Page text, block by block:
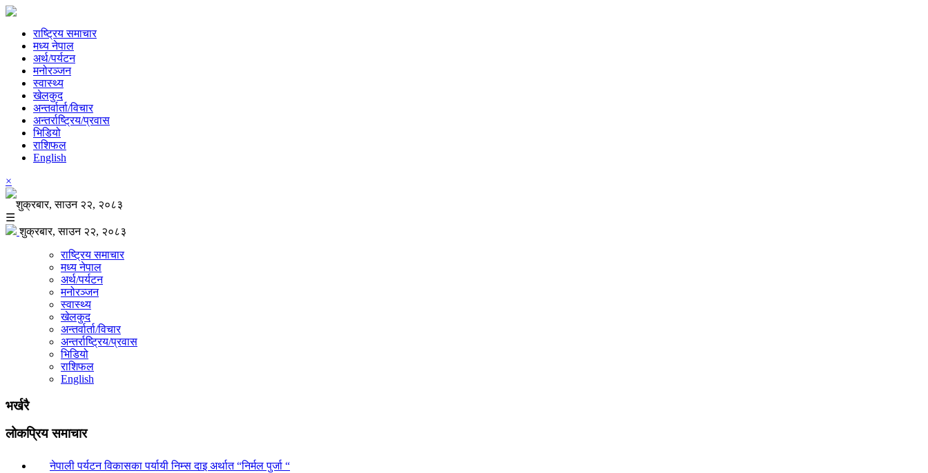
राष्ट्रिय समाचार
मध्य नेपाल
अर्थ/पर्यटन
मनोरञ्जन
स्वास्थ्य
खेलकुद
अन्तर्वार्ता/विचार
अन्तर्राष्ट्रिय/प्रवास
भिडियो
राशिफल
English
×
शुक्रबार, साउन २२, २०८३
☰
शुक्रबार, साउन २२, २०८३
राष्ट्रिय समाचार
मध्य नेपाल
अर्थ/पर्यटन
मनोरञ्जन
स्वास्थ्य
खेलकुद
अन्तर्वार्ता/विचार
अन्तर्राष्ट्रिय/प्रवास
भिडियो
राशिफल
English
भर्खरै
लोकप्रिय समाचार
नेपाली पर्यटन विकासका पर्यायी निम्स दाइ अर्थात “निर्मल पुर्जा “